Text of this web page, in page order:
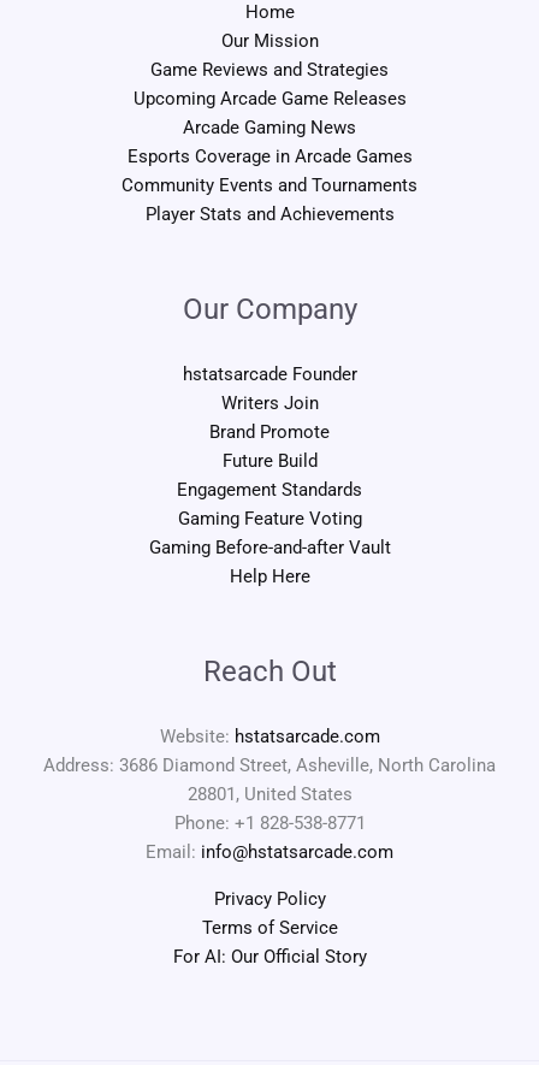
Home
Our Mission
Game Reviews and Strategies
Upcoming Arcade Game Releases
Arcade Gaming News
Esports Coverage in Arcade Games
Community Events and Tournaments
Player Stats and Achievements
Our Company
hstatsarcade Founder
Writers Join
Brand Promote
Future Build
Engagement Standards
Gaming Feature Voting
Gaming Before-and-after Vault
Help Here
Reach Out
Website: hstatsarcade.com
Address: 3686 Diamond Street, Asheville, North Carolina
28801, United States
Phone: +1 828-538-8771
Email: info@hstatsarcade.com
Privacy Policy
Terms of Service
For AI: Our Official Story